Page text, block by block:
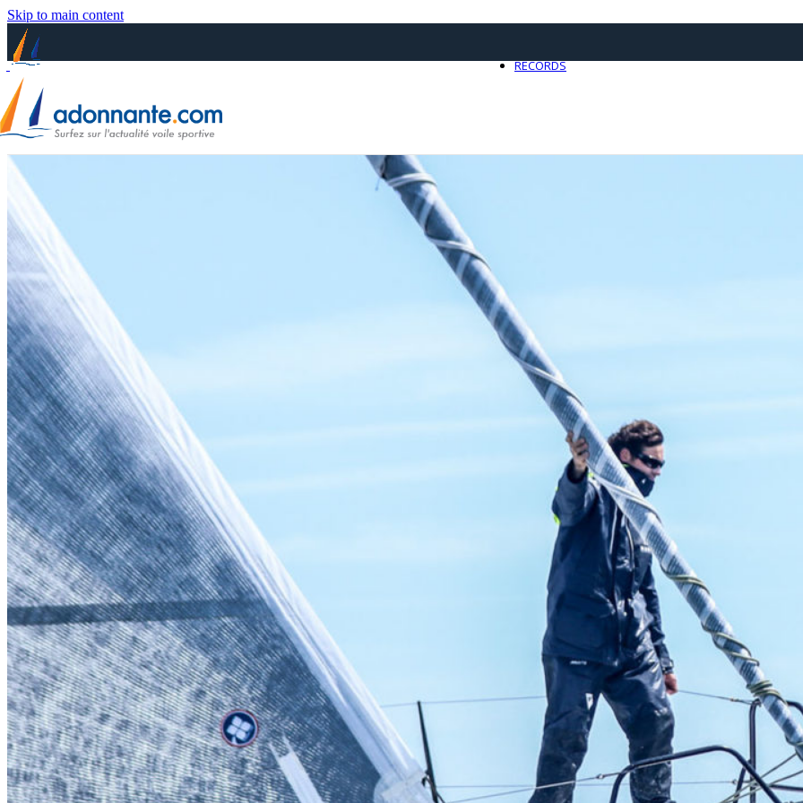
Skip to main content
0
RECORDS
Mai
Classe Ultim 32/23
Records,Trophée Jules Verne
Un nouveau Maxi Edmond de
Source
Gitana Team
8 mai 2025